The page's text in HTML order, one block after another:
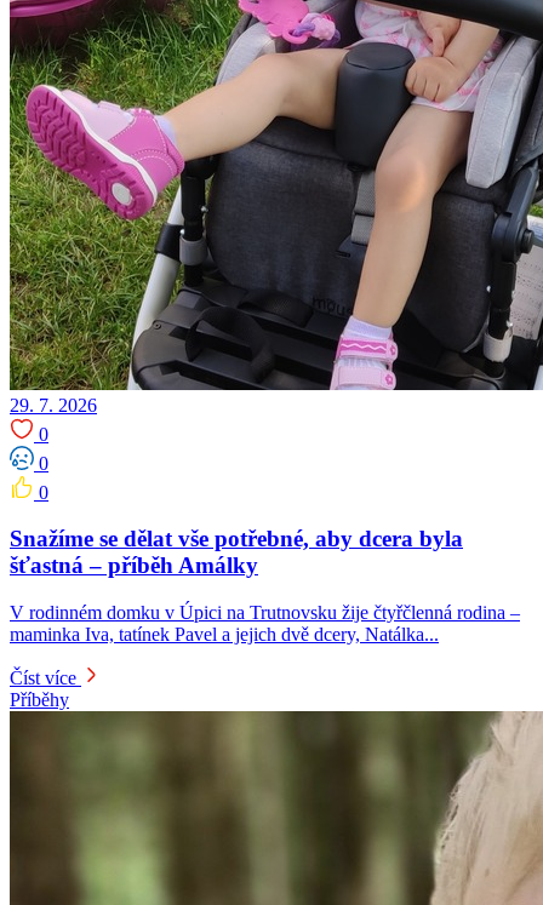
29. 7. 2026
0
0
0
Snažíme se dělat vše potřebné, aby dcera byla
šťastná – příběh Amálky
V rodinném domku v Úpici na Trutnovsku žije čtyřčlenná rodina –
maminka Iva, tatínek Pavel a jejich dvě dcery, Natálka...
Číst více
Příběhy